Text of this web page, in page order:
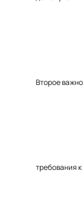
Второе
требования